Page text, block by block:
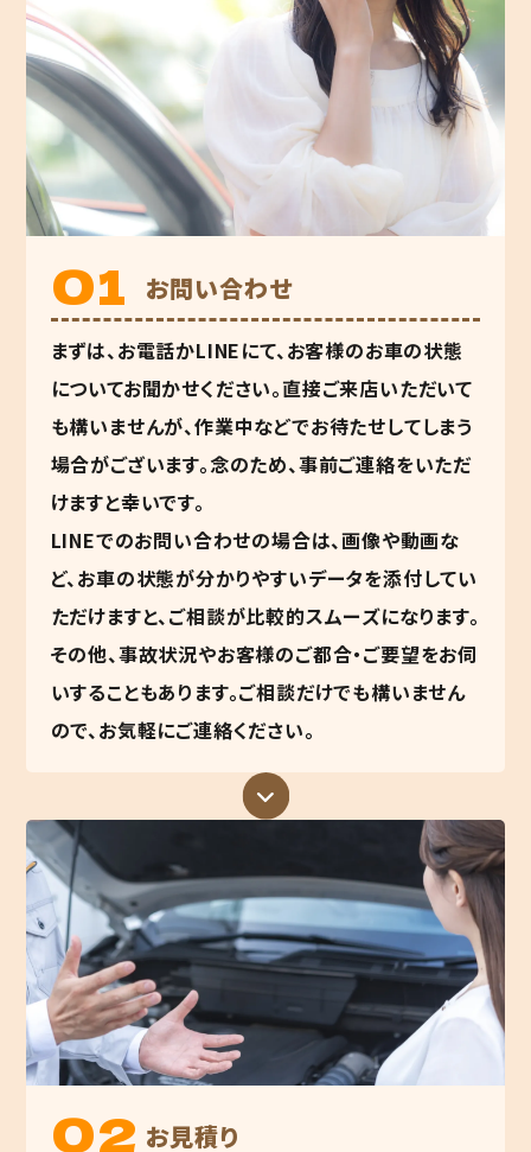
お問い合わせ
まずは、お電話かLINEにて、お客様のお車の状態
についてお聞かせください。直接ご来店いただいて
も構いませんが、作業中などでお待たせしてしまう
場合がございます。念のため、事前ご連絡をいただ
けますと幸いです。
LINEでのお問い合わせの場合は、画像や動画な
ど、お車の状態が分かりやすいデータを添付してい
ただけますと、ご相談が比較的スムーズになります。
その他、事故状況やお客様のご都合・ご要望をお伺
いすることもあります。ご相談だけでも構いません
ので、お気軽にご連絡ください。
お見積り